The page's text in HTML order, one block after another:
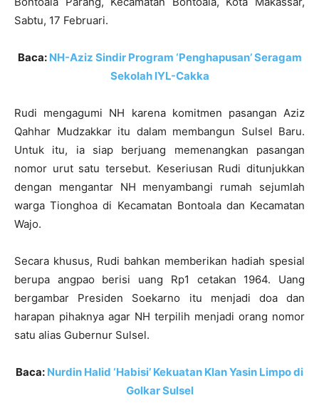
Sabtu, 17 Februari.
Baca: NH-Aziz Sindir Program ‘Penghapusan’ Seragam
Sekolah IYL-Cakka
Rudi mengagumi NH karena komitmen pasangan Aziz
Qahhar Mudzakkar itu dalam membangun Sulsel Baru.
Untuk itu, ia siap berjuang memenangkan pasangan
nomor urut satu tersebut. Keseriusan Rudi ditunjukkan
dengan mengantar NH menyambangi rumah sejumlah
warga Tionghoa di Kecamatan Bontoala dan Kecamatan
Wajo.
Secara khusus, Rudi bahkan memberikan hadiah spesial
berupa angpao berisi uang Rp1 cetakan 1964. Uang
bergambar Presiden Soekarno itu menjadi doa dan
harapan pihaknya agar NH terpilih menjadi orang nomor
satu alias Gubernur Sulsel.
Baca: Nurdin Halid ‘Habisi’ Kekuatan Klan Yasin Limpo di
Golkar Sulsel